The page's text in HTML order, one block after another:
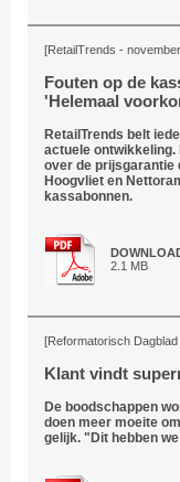
[RetailTrends -
Fouten op de
'Helemaal
RetailTrends belt
actuele
over de prijsgarantie
Hoogvliet en
kassabonnen.
2.1 MB
[Reformatorisch
Klant vindt
De boodschappen
doen meer moeite
gelijk. "Dit hebben